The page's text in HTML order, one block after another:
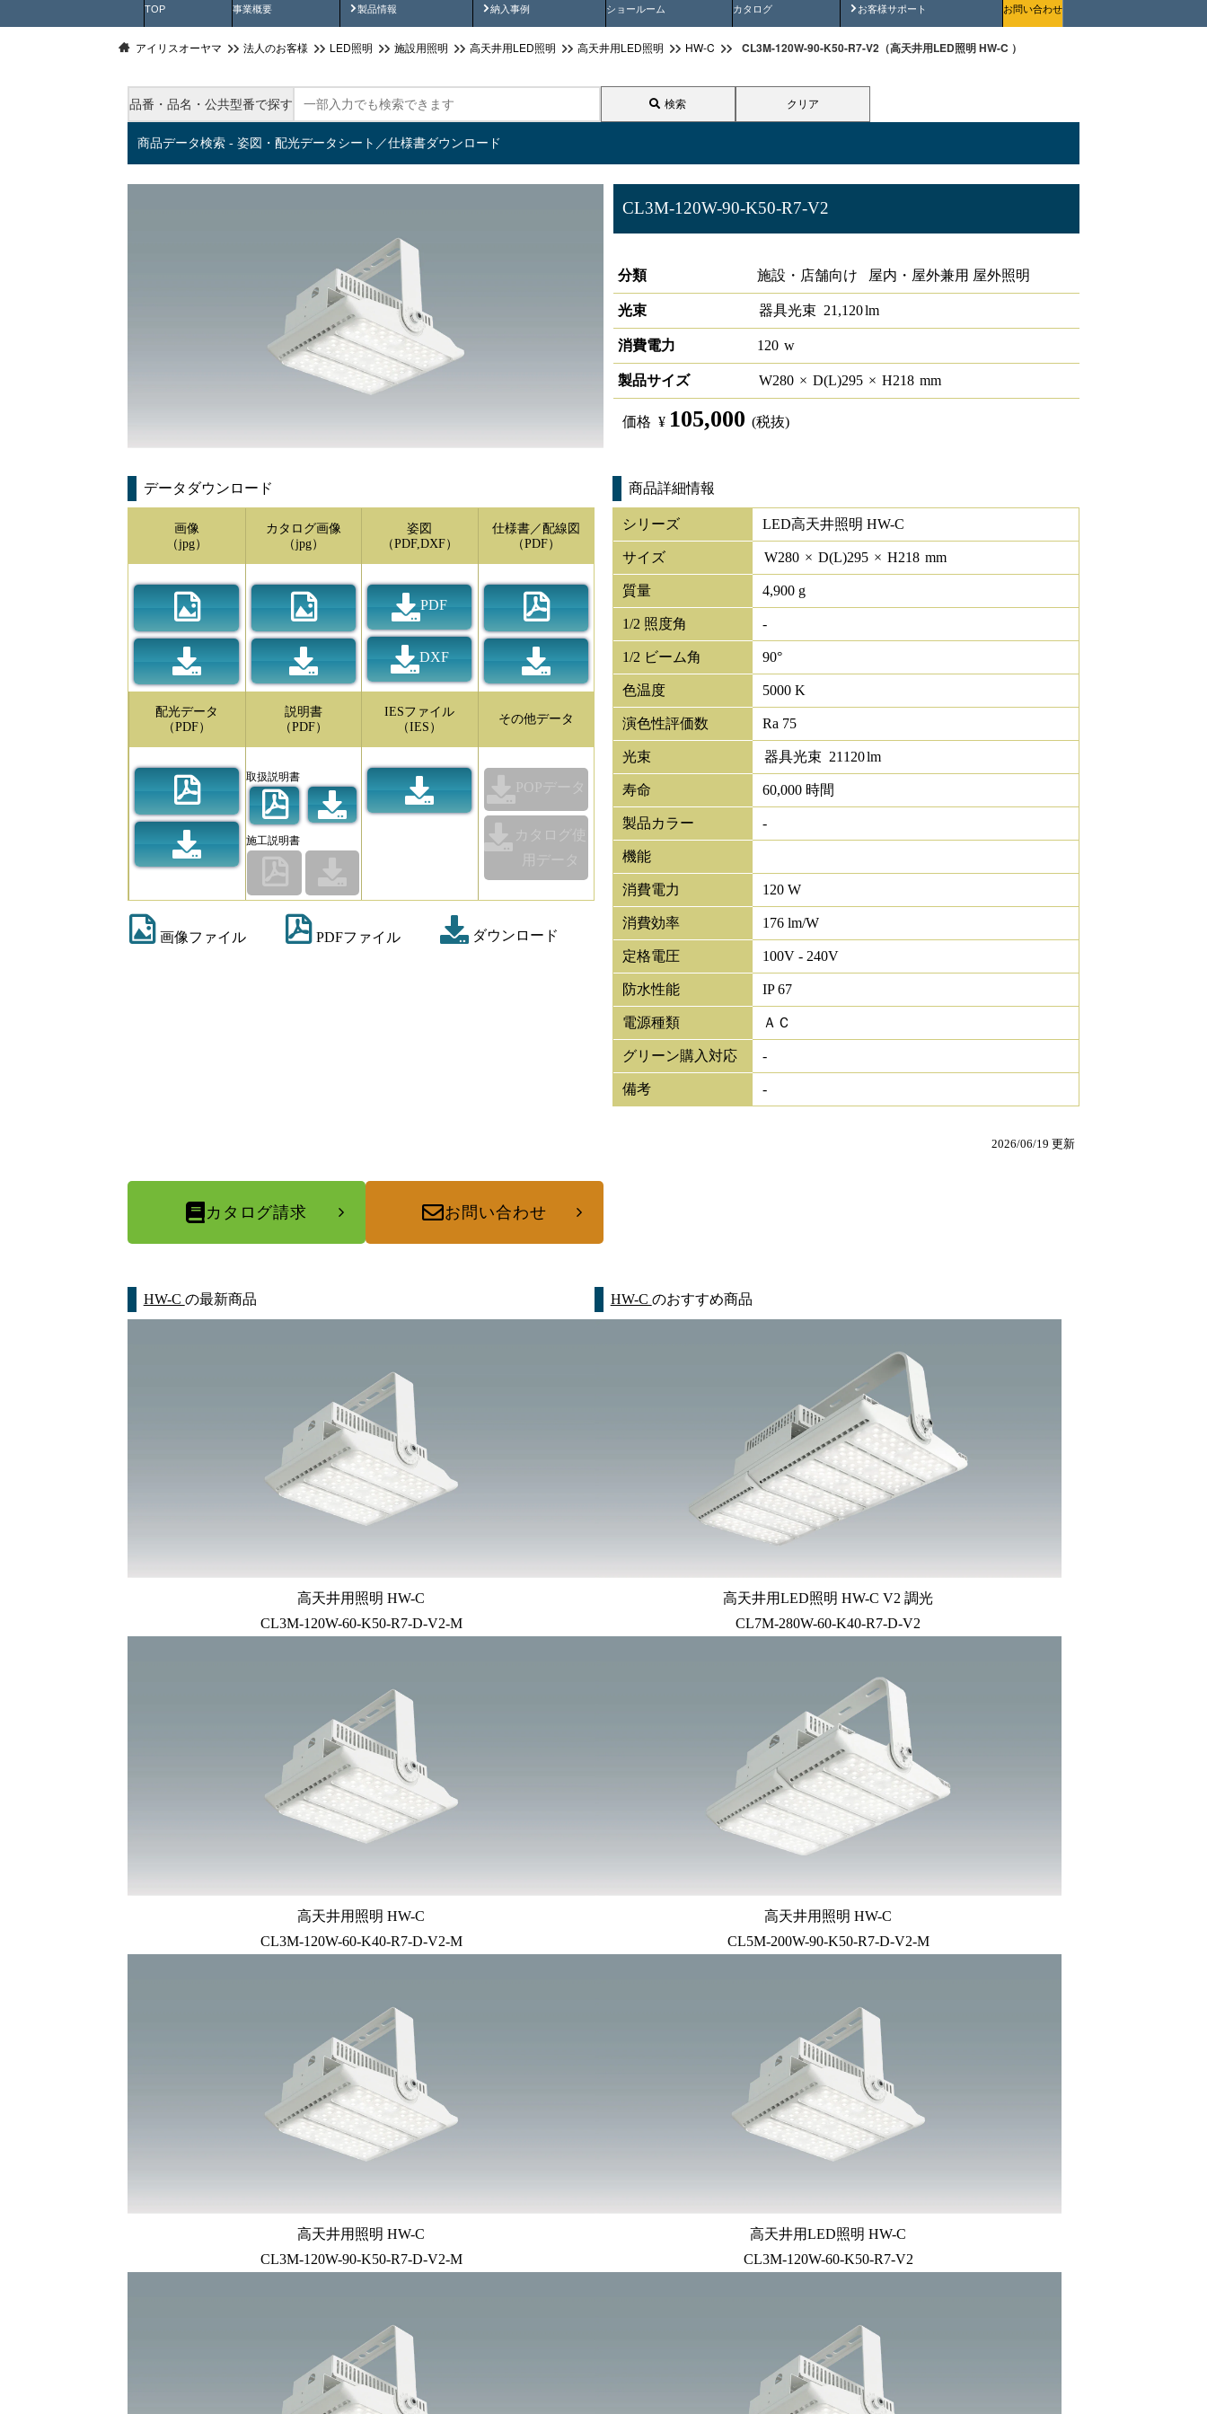
TOP 事業概要 製品情報
製品動画 納入事例
納入事例動画 ショールーム カタログ お客様サポート
安全にご使用いただくためにお問い合わせ
アイリスオーヤマ 法人のお客様 LED照明 施設用照明 高天井用LED照明 高天井用LED照明 HW-C CL3M-120W-90-K50-R7-V2（高天井用LED照明 HW-C ）
品番・品名・公共型番で探す 検索 クリア
商品データ検索 - 姿図・配光データシート／仕様書ダウンロード
CL3M-120W-90-K50-R7-V2
分類
施設・店舗向け 屋内・屋外兼用 屋外照明
光束 器具光束 21,120lm
消費電力 120 w
製品サイズ W280 × D(L)295 × H218 mm
価格 ¥ 105,000 (税抜)
データダウンロード
画像
（jpg）
カタログ画像
（jpg）
姿図
（PDF,DXF）
PDF
DXF
仕様書／配線図
（PDF）
配光データ
（PDF）
説明書
（PDF）
取扱説明書
施工説明書
IESファイル
（IES）
その他データ
POPデータ
カタログ使
用データ
画像ファイル PDFファイル ダウンロード
商品詳細情報
シリーズ LED高天井照明 HW-C
サイズ W280 × D(L)295 × H218 mm
質量 4,900 g
1/2 照度角 -
1/2 ビーム角 90°
色温度 5000 K
演色性評価数 Ra 75
光束 器具光束 21120lm
寿命 60,000 時間
製品カラー -
機能
消費電力 120 W
消費効率 176 lm/W
定格電圧 100V - 240V
防水性能 IP 67
電源種類 ＡＣ
グリーン購入対応 -
備考 -
2026/06/19 更新
カタログ請求 お問い合わせ
HW-C の最新商品
高天井用照明 HW-C
CL3M-120W-60-K50-R7-D-V2-M
高天井用照明 HW-C
CL3M-120W-60-K40-R7-D-V2-M
高天井用照明 HW-C
CL3M-120W-90-K50-R7-D-V2-M
HW-C のおすすめ商品
高天井用LED照明 HW-C V2 調光
CL7M-280W-60-K40-R7-D-V2
高天井用照明 HW-C
CL5M-200W-90-K50-R7-D-V2-M
高天井用LED照明 HW-C
CL3M-120W-60-K50-R7-V2